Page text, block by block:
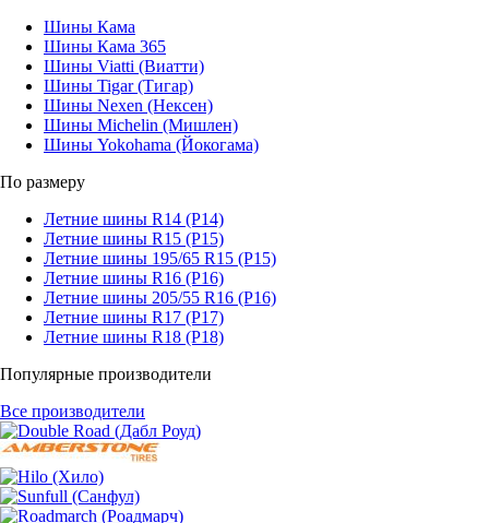
Шины Кама
Шины Кама 365
Шины Viatti (Виатти)
Шины Tigar (Тигар)
Шины Nexen (Нексен)
Шины Michelin (Мишлен)
Шины Yokohama (Йокогама)
По размеру
Летние шины R14 (Р14)
Летние шины R15 (Р15)
Летние шины 195/65 R15 (Р15)
Летние шины R16 (Р16)
Летние шины 205/55 R16 (Р16)
Летние шины R17 (Р17)
Летние шины R18 (Р18)
Популярные производители
Все производители